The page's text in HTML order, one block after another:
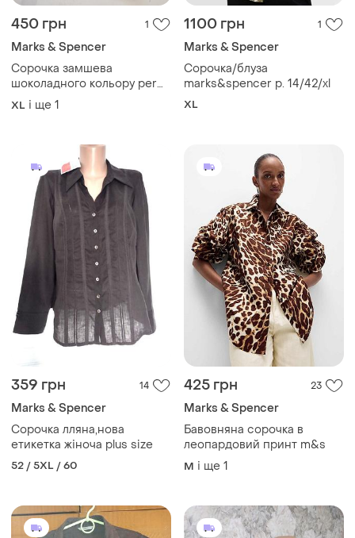
450 грн 1
Marks & Spencer
Сорочка замшева
шоколадного кольору per
una marks and spencer
XL і ще 1
1100 грн 1
Marks & Spencer
Сорочка/блуза
marks&spencer р. 14/42/xl
XL
359 грн 14
Marks & Spencer
Сорочка лляна,нова
етикетка жіноча plus size
52 / 5XL / 60
425 грн 23
Marks & Spencer
Бавовняна сорочка в
леопардовий принт m&s
M і ще 1